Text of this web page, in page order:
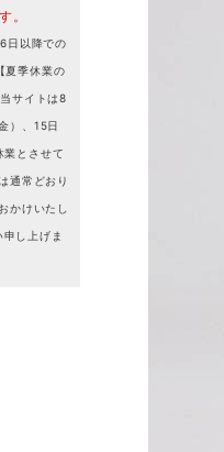
。
日以降での
夏季休業の
サイトは8
）、15日
業とさせて
通常どおり
かけいたし
し上げま